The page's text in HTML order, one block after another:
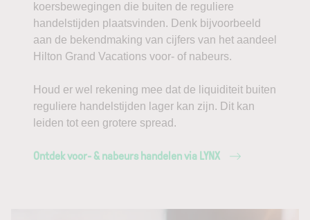
koersbewegingen die buiten de reguliere
handelstijden plaatsvinden. Denk bijvoorbeeld
aan de bekendmaking van cijfers van het aandeel
Hilton Grand Vacations voor- of nabeurs.
Houd er wel rekening mee dat de liquiditeit buiten
reguliere handelstijden lager kan zijn. Dit kan
leiden tot een grotere spread.
Ontdek voor- & nabeurs handelen via LYNX